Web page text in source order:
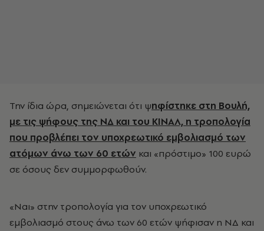
Την ίδια ώρα, σημειώνεται ότι ψηφίστηκε στη Βουλή,
με τις ψήφους της ΝΔ και του ΚΙΝΑΛ, η τροπολογία
που προβλέπει τον υποχρεωτικό εμβολιασμό των
ατόμων άνω των 60 ετών και «πρόστιμο» 100 ευρώ
σε όσους δεν συμμορφωθούν.
«Ναι» στην τροπολογία για τον υποχρεωτικό
εμβολιασμό στους άνω των 60 ετών ψήφισαν η ΝΔ και